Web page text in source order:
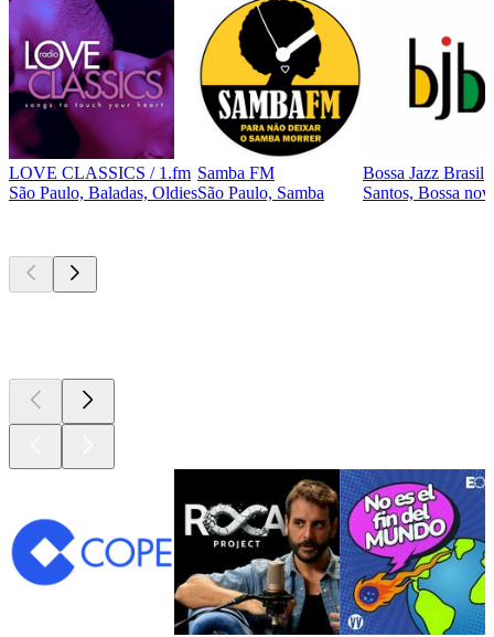
LOVE CLASSICS / 1.fm
São Paulo, Baladas, Oldies
Samba FM
São Paulo, Samba
Bossa Jazz Brasil
Santos, Bossa